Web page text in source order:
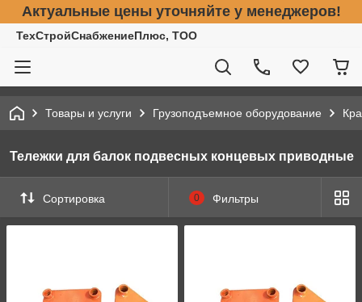
Актуальные цены уточняйте у менеджеров!
ТехСтройСнабжениеПлюс, ТОО
Товары и услуги Грузоподъемное оборудование
Тележки для балок подвесных концевых приводные
Сортировка 0 Фильтры